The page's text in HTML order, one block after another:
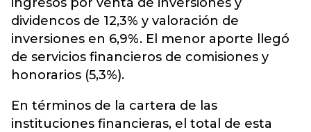
dividencos de 12,3% y valoración de
inversiones en 6,9%. El menor aporte llegó
de servicios financieros de comisiones y
honorarios (5,3%).
En términos de la cartera de las
instituciones financieras, el total de esta